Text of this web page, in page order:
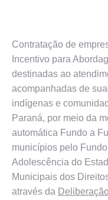
Contratação de
Incentivo para
destinadas ao
acompanhadas de
indígenas e
Paraná, por meio da
automática Fundo a
municípios pelo
Adolescência do
Municipais dos
através da